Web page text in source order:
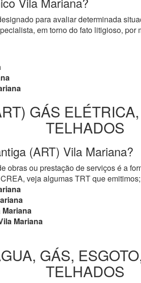
para avaliar determinada
em torno do fato litigioso,
GÁS
TELHADOS
(ART) Vila Mariana?
obras ou prestação de serviços é a
veja algumas TRT que emitimos;
Mariana
Mariana
GÁS,
TELHADOS